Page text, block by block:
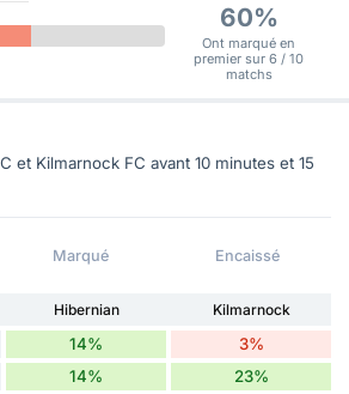
60%
Ont marqué en
premier sur 6 / 10
matchs
et Kilmarnock FC avant 10 minutes et 15
Marqué Encaissé
Hibernian
Kilmarnock
14% 3%
14% 23%